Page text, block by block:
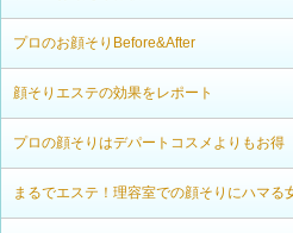
プロのお顔そりBefore&After
顔そりエステの効果をレポート
プロの顔そりはデパートコスメよりもお得
まるでエステ！理容室での顔そりにハマる